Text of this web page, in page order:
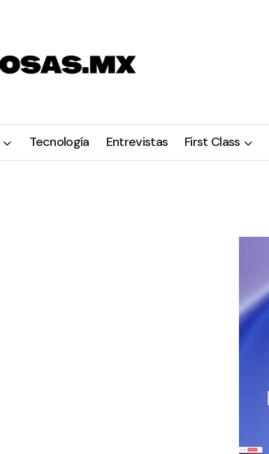
Tecnología Entrevistas First Class